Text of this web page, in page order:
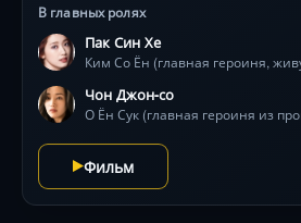
криминального триллера с
режиссёра Ли Чхун-хёна .
В главных ролях
Пак Син Хе
Чон Джон-со
Фильм